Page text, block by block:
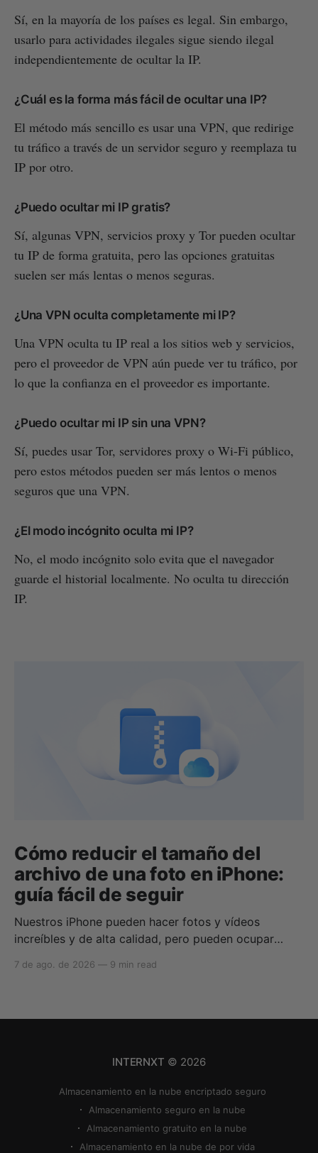
Sí, en la mayoría de los países es legal. Sin embargo,
usarlo para actividades ilegales sigue siendo ilegal
independientemente de ocultar la IP.
¿Cuál es la forma más fácil de ocultar una IP?
El método más sencillo es usar una VPN, que redirige
tu tráfico a través de un servidor seguro y reemplaza tu
IP por otro.
¿Puedo ocultar mi IP gratis?
Sí, algunas VPN, servicios proxy y Tor pueden ocultar
tu IP de forma gratuita, pero las opciones gratuitas
suelen ser más lentas o menos seguras.
¿Una VPN oculta completamente mi IP?
Una VPN oculta tu IP real a los sitios web y servicios,
pero el proveedor de VPN aún puede ver tu tráfico, por
lo que la confianza en el proveedor es importante.
¿Puedo ocultar mi IP sin una VPN?
Sí, puedes usar Tor, servidores proxy o Wi-Fi público,
pero estos métodos pueden ser más lentos o menos
seguros que una VPN.
¿El modo incógnito oculta mi IP?
No, el modo incógnito solo evita que el navegador
guarde el historial localmente. No oculta tu dirección
IP.
Cómo reducir el tamaño del
archivo de una foto en iPhone:
guía fácil de seguir
Nuestros iPhone pueden hacer fotos y vídeos
increíbles y de alta calidad, pero pueden ocupar
cómo reducir el tamaño de las fotos en iPhone o
7 de ago. de 2026 — 9 min read
INTERNXT © 2026
Almacenamiento en la nube encriptado seguro
Almacenamiento seguro en la nube
Almacenamiento gratuito en la nube
Almacenamiento en la nube de por vida